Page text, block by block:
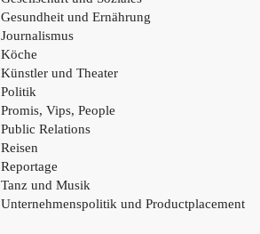
Gesundheit und Ernährung
Journalismus
Köche
Künstler und Theater
Politik
Promis, Vips, People
Public Relations
Reisen
Reportage
Tanz und Musik
Unternehmenspolitik und Productplacement